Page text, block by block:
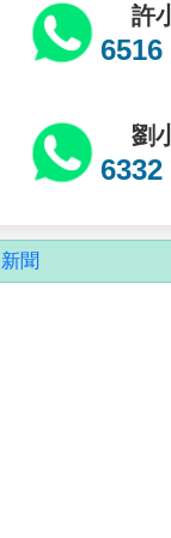
許
6516
劉
6332
聞